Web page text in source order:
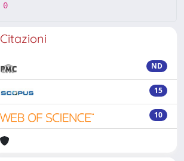
0
Citazioni
ND
15
10